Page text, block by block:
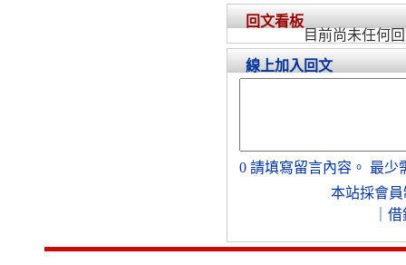
回文看板
目前尚未任何
線上加入回文
0 請填寫留言內容。 最少
本站採會員
借